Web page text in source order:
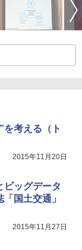
を考える（ト
2015年11月20日
ビッグデータ
国土交通」
2015年11月27日